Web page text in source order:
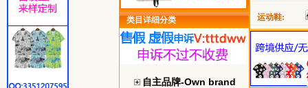
类目详细分类
自主品牌-Own brand
运动鞋: